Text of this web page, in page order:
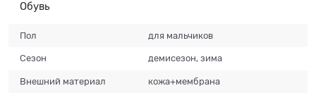
Обувь
Пол для мальчиков
Сезон демисезон, зима
Внешний материал кожа+мембрана